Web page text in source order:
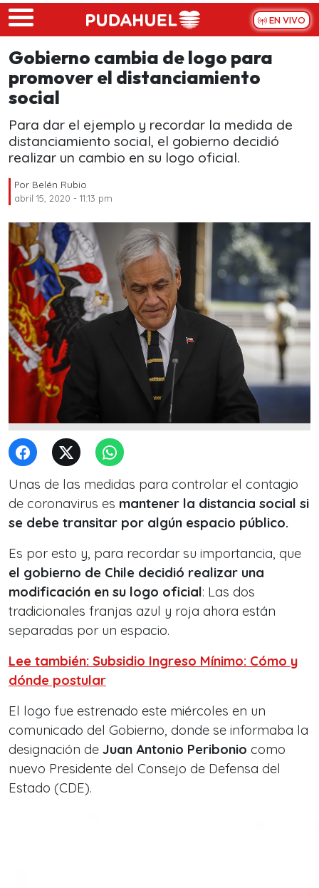
Skip to main content
EN VIVO
Gobierno cambia de logo para
promover el distanciamiento
social
Para dar el ejemplo y recordar la medida de
distanciamiento social, el gobierno decidió
realizar un cambio en su logo oficial.
Por Belén Rubio
abril 15, 2020 - 11:13 pm
Unas de las medidas para controlar el contagio
de coronavirus es mantener la distancia social si
se debe transitar por algún espacio público.
Es por esto y, para recordar su importancia, que
el gobierno de Chile decidió realizar una
modificación en su logo oficial: Las dos
tradicionales franjas azul y roja ahora están
separadas por un espacio.
Lee también: Subsidio Ingreso Mínimo: Cómo y
dónde postular
El logo fue estrenado este miércoles en un
comunicado del Gobierno, donde se informaba la
designación de Juan Antonio Peribonio como
nuevo Presidente del Consejo de Defensa del
Estado (CDE).